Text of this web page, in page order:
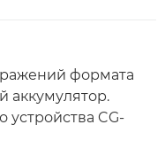
формата
аккумулятор.
устройства CG-